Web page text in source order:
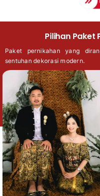
Pilihan Paket
Paket pernikahan yang
sentuhan dekorasi modern.